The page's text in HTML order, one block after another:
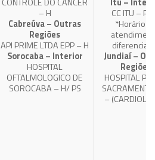
– H
Cabreúva – Outras
Regiões
API PRIME LTDA EPP – H
Sorocaba – Interior
HOSPITAL
OFTALMOLOGICO DE
SOROCABA – H/ PS
CC ITU –
*Horário
Jundiaí –
Regiões
HOSPITAL
–